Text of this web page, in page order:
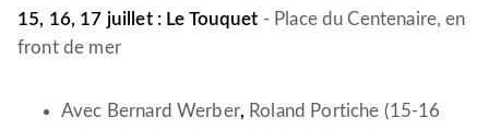
15, 16, 17 juillet : Le Touquet - Place du Centenaire, en
front de mer
Avec Bernard Werber, Roland Portiche (15-16